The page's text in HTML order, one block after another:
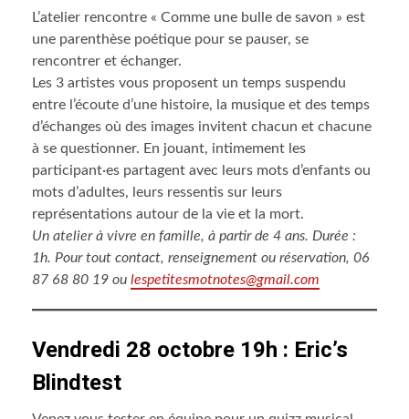
L’atelier rencontre « Comme une bulle de savon » est
une parenthèse poétique pour se pauser, se
rencontrer et échanger.
Les 3 artistes vous proposent un temps suspendu
entre l’écoute d’une histoire, la musique et des temps
d’échanges où des images invitent chacun et chacune
à se questionner. En jouant, intimement les
participant·es partagent avec leurs mots d’enfants ou
mots d’adultes, leurs ressentis sur leurs
représentations autour de la vie et la mort.
Un atelier à vivre en famille, à partir de 4 ans. Durée :
1h. Pour tout contact, renseignement ou réservation, 06
87 68 80 19 ou lespetitesmotnotes@gmail.com
Vendredi 28 octobre 19h : Eric’s
Blindtest